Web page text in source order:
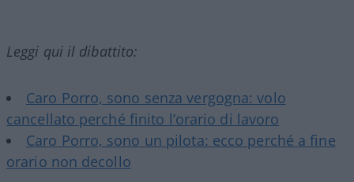
Leggi qui il dibattito:
Caro Porro, sono senza vergogna: volo
cancellato perché finito l’orario di lavoro
Caro Porro, sono un pilota: ecco perché a fine
orario non decollo